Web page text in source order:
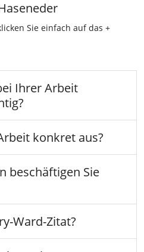
Sie einfach auf das +
Ihrer Arbeit
konkret aus?
beschäftigen Sie
Ward-Zitat?